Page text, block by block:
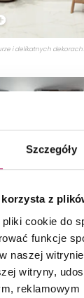
Szczegóły
z
cookie do
funkcje
naszej
witryny,
i delikatnych
w łazience. Fot.